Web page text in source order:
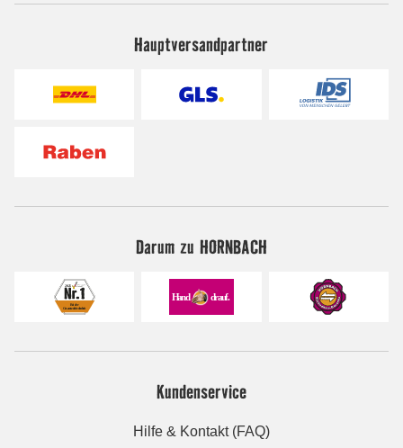
Hauptversandpartner
Darum zu HORNBACH
Kundenservice
Hilfe & Kontakt (FAQ)